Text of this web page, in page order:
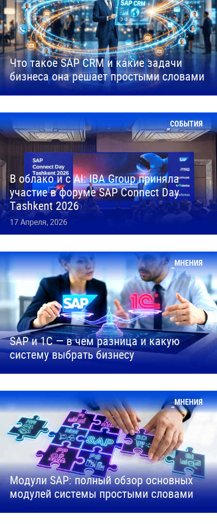
Что такое SAP CRM и какие задачи
бизнеса она решает простыми словами
СОБЫТИЯ
В облако и с AI: IBA Group приняла
участие в форуме SAP Connect Day
Tashkent 2026
17 Апреля, 2026
МНЕНИЯ
SAP и 1С — в чем разница и какую
систему выбрать бизнесу
МНЕНИЯ
Модули SAP: полный обзор основных
модулей системы простыми словами